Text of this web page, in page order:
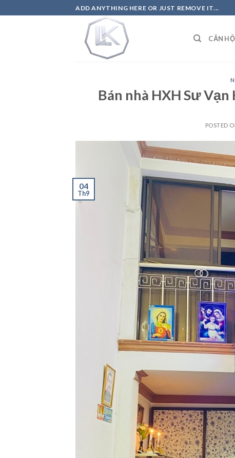
to
ADD ANYTHING HERE OR JUST REMOVE IT...
CĂN HỘ
Bán nhà HXH Sư
POSTED
04
Th9